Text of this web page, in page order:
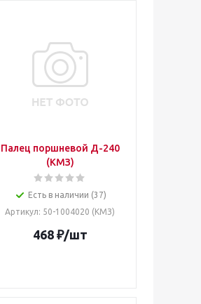
Палец поршневой Д-240
(КМЗ)
Есть в наличии (37)
Артикул: 50-1004020 (КМЗ)
468₽/шт